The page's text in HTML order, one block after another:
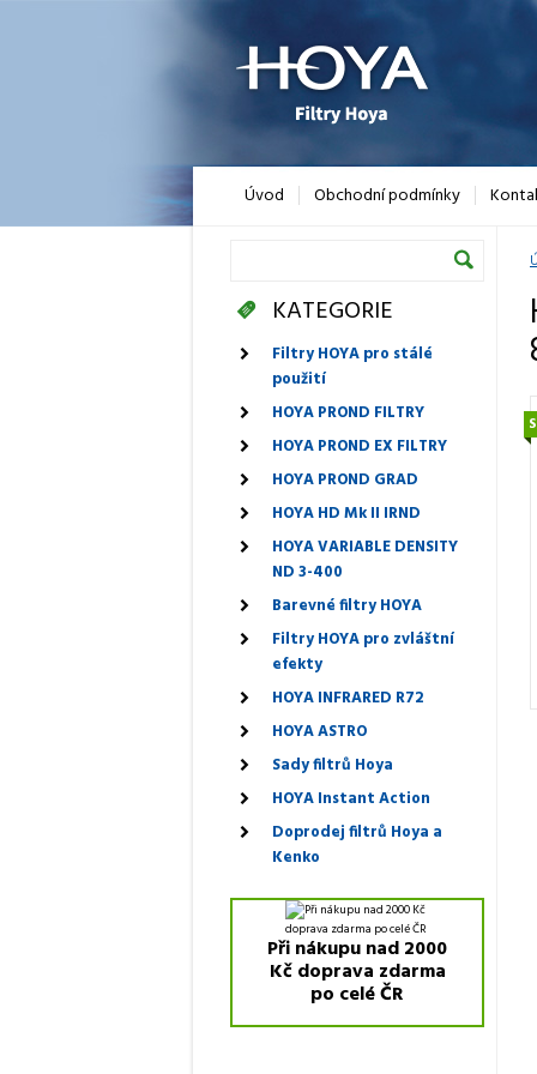
KATEGORIE
Filtry HOYA pro stálé
použití
HOYA PROND FILTRY
HOYA PROND EX FILTRY
HOYA PROND GRAD
HOYA HD Mk II IRND
HOYA VARIABLE DENSITY
ND 3-400
Barevné filtry HOYA
Filtry HOYA pro zvláštní
efekty
HOYA INFRARED R72
HOYA ASTRO
Sady filtrů Hoya
HOYA Instant Action
Doprodej filtrů Hoya a
Kenko
Při nákupu nad 2000
Kč doprava zdarma
po celé ČR
Úvod Obchodní podmínky